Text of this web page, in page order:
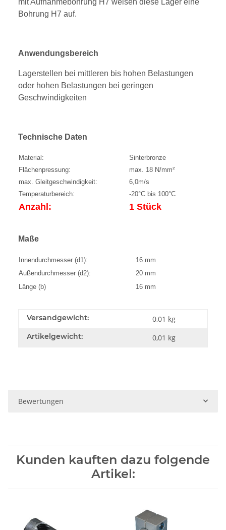
Bohrung H7 auf.
Anwendungsbereich
Lagerstellen bei mittleren bis hohen Belastungen
oder hohen Belastungen bei geringen
Geschwindigkeiten
Technische Daten
Material:
Sinterbronze
Flächenpressung:
max. 18 N/mm²
max. Gleitgeschwindigkeit:
6,0m/s
Temperaturbereich:
-20°C bis 100°C
Anzahl: 1 Stück
Maße
Innendurchmesser (d1):
16 mm
Außendurchmesser (d2):
20 mm
Länge (b)
16 mm
Versandgewicht: 0,01 kg
Artikelgewicht: 0,01 kg
Bewertungen
Kunden kauften dazu folgende
Artikel: